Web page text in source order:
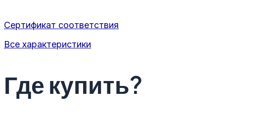
Сертификат соответствия
Все характеристики
Где купить?